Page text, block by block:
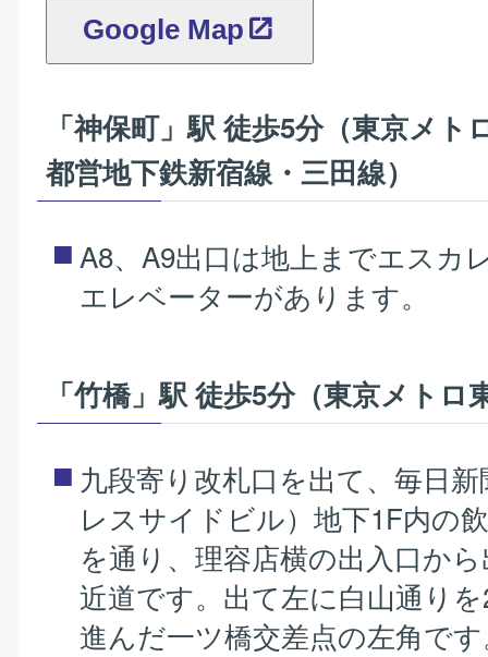
Google Map
「神保町」駅 徒歩5分（東京メト
都営地下鉄新宿線・三田線）
A8、A9出口は地上までエスカ
エレベーターがあります。
「竹橋」駅 徒歩5分（東京メトロ
九段寄り改札口を出て、毎日
レスサイドビル）地下1F内の
を通り、理容店横の出入口か
近道です。出て左に白山通り
進んだ一ツ橋交差点の左角で